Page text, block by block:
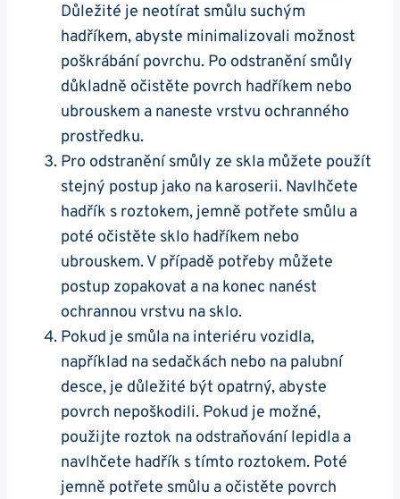
Důležité je neotírat smůlu suchým
hadříkem, abyste‌ minimalizovali ⁣možnost
poškrábání povrchu. ⁢Po odstranění smůly
důkladně ⁣očistěte povrch ‌hadříkem nebo
ubrouskem ⁢a naneste vrstvu ochranného⁤
prostředku.
Pro odstranění smůly ze ‍skla můžete použít
stejný ⁣postup jako na karoserii. Navlhčete‌
hadřík s roztokem, jemně potřete smůlu a‌
poté očistěte sklo hadříkem nebo
ubrouskem. ⁤V případě potřeby můžete
postup zopakovat a na konec nanést⁣
ochrannou vrstvu na sklo.
Pokud je smůla⁢ na interiéru vozidla,
například ⁢na sedačkách‍ nebo ⁢na palubní⁣
desce, je důležité být opatrný, ⁢abyste
povrch nepoškodili. Pokud je možné,
⁤použijte roztok na odstraňování lepidla ⁤a
navlhčete‌ hadřík s tímto roztokem. ‍Poté
jemně potřete smůlu a očistěte povrch​